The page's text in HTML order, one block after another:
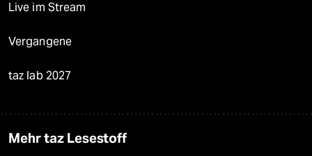
Live im Stream
Vergangene
taz lab 2027
Mehr taz Lesestoff